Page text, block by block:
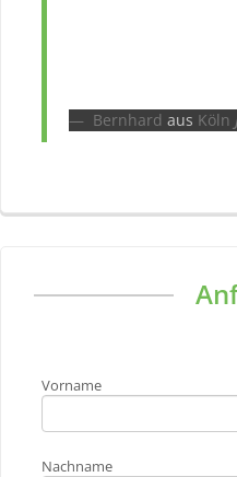
Bernhard aus Köln
Vorname
Nachname